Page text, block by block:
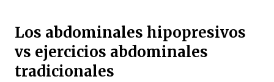
Los abdominales hipopresivos
vs ejercicios abdominales
tradicionales